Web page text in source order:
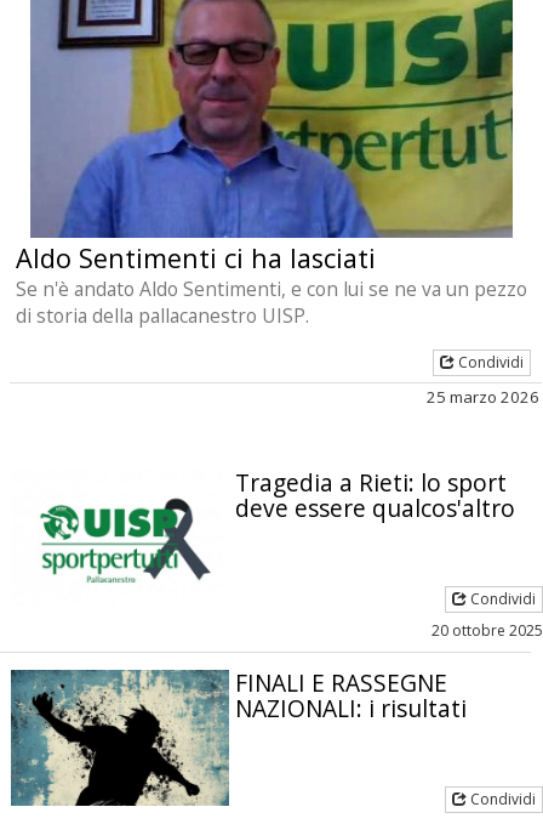
Aldo Sentimenti ci ha lasciati
Se n'è andato Aldo Sentimenti, e con lui se ne va un pezzo
di storia della pallacanestro UISP.
Condividi
25 marzo 2026
Tragedia a Rieti: lo sport
deve essere qualcos'altro
Condividi
20 ottobre 2025
FINALI E RASSEGNE
NAZIONALI: i risultati
Condividi